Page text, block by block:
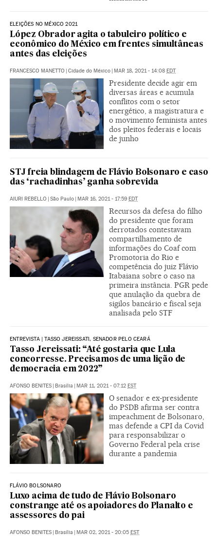
ELEIÇÕES NO MÉXICO 2021
López Obrador agita o tabuleiro político e
econômico do México em frentes simultâneas
antes das eleições
FRANCESCO MANETTO | Cidade do México | MAR 18, 2021 - 14:08 EDT
Presidente decide agir em
diversas áreas e acumula
conflitos com o setor
energético, a magistratura e
o movimento feminista antes
dos pleitos federais e locais
de junho
STJ freia blindagem de Flávio Bolsonaro e caso
das ‘rachadinhas’ ganha sobrevida
AIURI REBELLO | São Paulo | MAR 16, 2021 - 17:59 EDT
Recursos da defesa do filho
do presidente que foram
derrotados contestavam
compartilhamento de
informações do Coaf com
Promotoria do Rio e
competência do juiz Flávio
Itabaiana sobre o caso na
primeira instância. PGR pede
que anulação da quebra de
sigilos bancário e fiscal seja
analisada pelo STF
ENTREVISTA | TASSO JEREISSATI, SENADOR PELO CEARÁ
Tasso Jereissati: “Até gostaria que Lula
concorresse. Precisamos de uma lição de
democracia em 2022”
AFONSO BENITES | Brasília | MAR 11, 2021 - 07:12 EST
O senador e ex-presidente
do PSDB afirma ser contra
impeachment de Bolsonaro,
mas defende a CPI da Covid
para responsabilizar o
Governo Federal pela crise
durante a pandemia
FLÁVIO BOLSONARO
Luxo acima de tudo de Flávio Bolsonaro
constrange até os apoiadores do Planalto e
assessores do pai
AFONSO BENITES | Brasília | MAR 02, 2021 - 20:05 EST